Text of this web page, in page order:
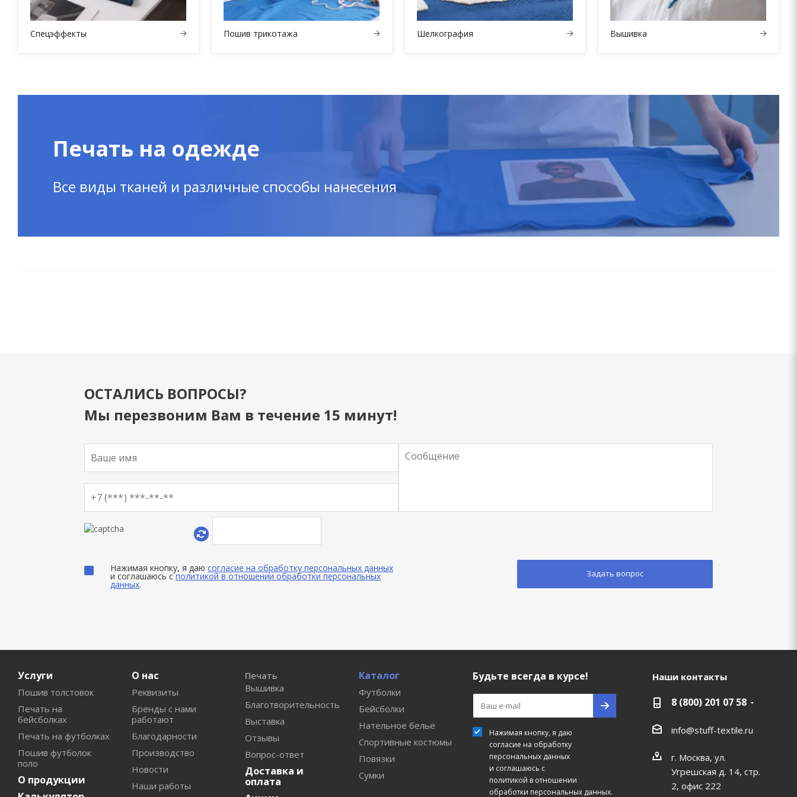
Спецэффекты Пошив трикотажа Шелкография Вышивка
Печать на одежде
Все виды тканей и различные способы нанесения
ОСТАЛИСЬ ВОПРОСЫ?
Мы перезвоним Вам в течение 15 минут!
Нажимая кнопку, я даю согласие на обработку персональных данных
и соглашаюсь сполитикой в отношении обработки персональных
данных.
Услуги
Пошив толстовок
Печать на
бейсболках
Печать на футболках
Пошив футболок
поло
О продукции
О нас
Реквизиты
Бренды с нами
работают
Благодарности
Производство
Новости
Наши работы
Печать
Вышивка
Благотворительность
Выставка
Отзывы
Вопрос-ответ
Доставка и
оплата
Каталог
Футболки
Бейсболки
Нательное белье
Спортивные костюмы
Повязки
Сумки
Будьте всегда в курсе!
Нажимая кнопку, я даю
согласие на обработку
персональных данных
и соглашаюсь с
политикой в отношении
обработки персональных данных.
Наши контакты
8 (800) 201 07 58
info@stuff-textile.ru
г. Москва, ул.
Угрешская д. 14, стр.
2, офис 222